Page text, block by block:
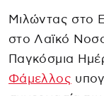
Μιλώντας στο
στο Λαϊκό
Παγκόσμια
Φάμελλος